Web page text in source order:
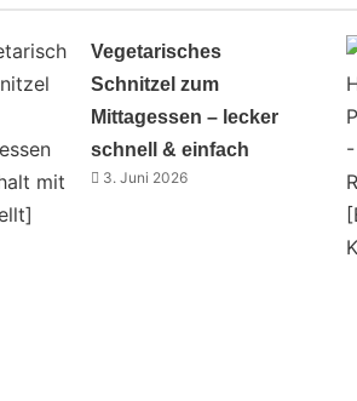
Vegetarisches
Schnitzel zum
Mittagessen – lecker
schnell & einfach
3. Juni 2026